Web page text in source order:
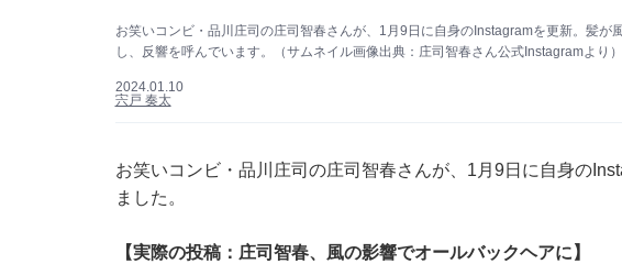
お笑いコンビ・品川庄司の庄司智春さんが、1月9日に自身のInstagramを更新。髪が
し、反響を呼んでいます。（サムネイル画像出典：庄司智春さん公式Instagramより）
2024.01.10
宍戸 奏太
お笑いコンビ・品川庄司の庄司智春さんが、1月9日に自身の
ました。
【実際の投稿：庄司智春、風の影響でオールバックヘアに】